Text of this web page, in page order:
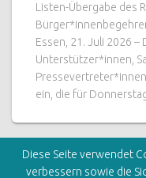
Listen-Übergabe des
Essen, 21. Juli 2026 –
Unterstützer*innen,
ein, die für
Diese Seite verwendet
verbessern sowie die